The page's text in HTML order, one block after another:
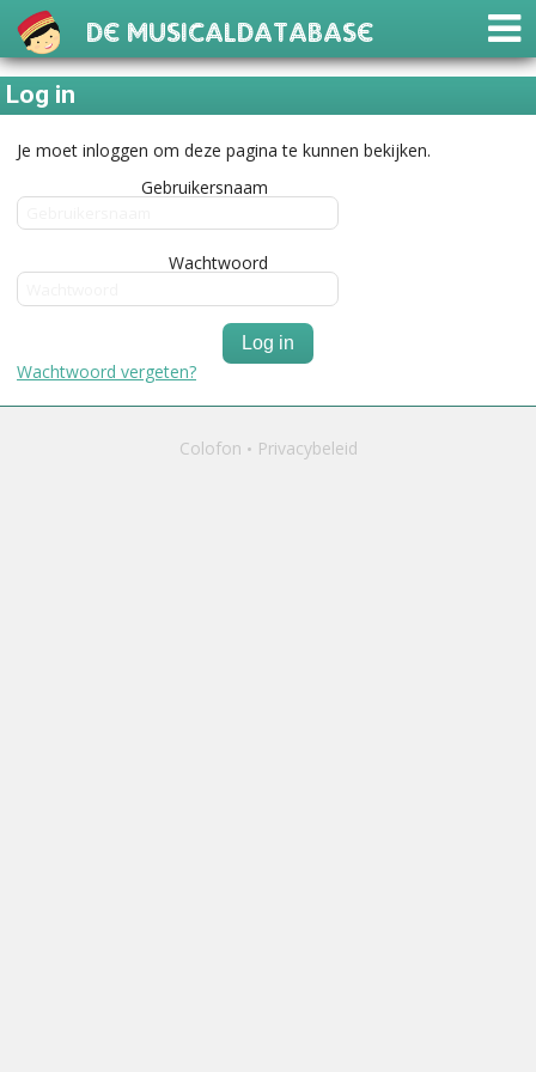
De Musicaldatabase
Log in
Je moet inloggen om deze pagina te kunnen bekijken.
Gebruikersnaam
Wachtwoord
Log in
Wachtwoord vergeten?
Colofon Privacybeleid